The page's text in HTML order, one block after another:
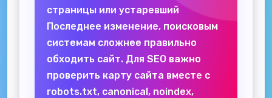
страницы или устаревший
Последнее изменение, поисковым
системам сложнее правильно
обходить сайт. Для SEO важно
проверить карту сайта вместе с
robots.txt, canonical, noindex,